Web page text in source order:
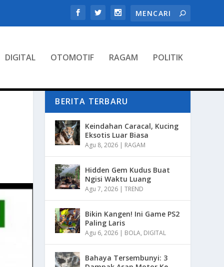
DIGITAL OTOMOTIF RAGAM POLITIK
BERITA TERBARU
Keindahan Caracal, Kucing
Eksotis Luar Biasa
Agu 8, 2026 | RAGAM
Hidden Gem Kudus Buat
Ngisi Waktu Luang
Agu 7, 2026 |TREND
Bikin Kangen! Ini Game PS2
Paling Laris
Agu 6, 2026 | BOLA, DIGITAL
Bahaya Tersembunyi: 3